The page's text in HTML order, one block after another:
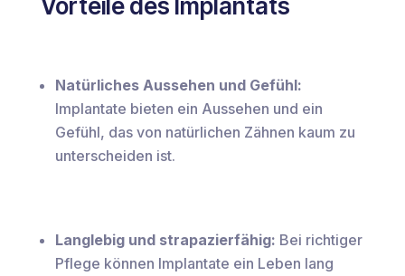
Vorteile des Implantats
Natürliches Aussehen und Gefühl:
Implantate bieten ein Aussehen und ein
Gefühl, das von natürlichen Zähnen kaum zu
unterscheiden ist.
Langlebig und strapazierfähig: Bei richtiger
Pflege können Implantate ein Leben lang